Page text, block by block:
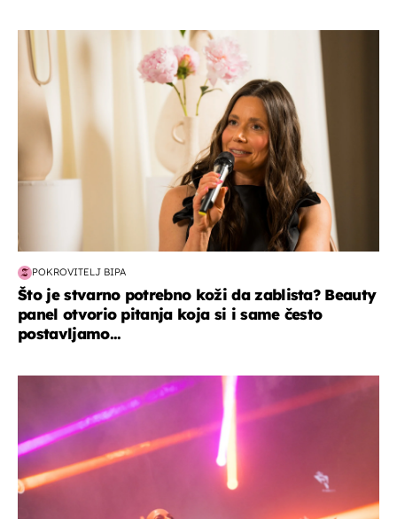
moda & ljepota
POKROVITELJ BIPA
Što je stvarno potrebno koži da zablista? Beauty
panel otvorio pitanja koja si i same često
postavljamo...